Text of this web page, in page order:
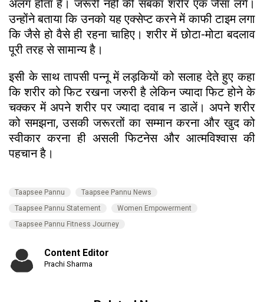
अलग होता है। जरूरी नहीं की सबका शरीर एक जैसा लगे।
उन्होंने बताया कि उनको यह एक्सेप्ट करने में काफी टाइम लगा
कि जैसे हो वैसे ही रहना चाहिए। शरीर में छोटा-मोटा बदलाव
पूरी तरह से सामान्य है।
इसी के साथ तापसी पन्नू में लड़कियों को सलाह देते हुए कहा
कि शरीर को फिट रखना जरुरी है लेकिन ज्यादा फिट होने के
चक्कर में अपने शरीर पर ज्यादा दवाब न डालें। अपने शरीर
को समझना, उसकी जरूरतों का सम्मान करना और खुद को
स्वीकार करना ही असली फिटनेस और आत्मविश्वास की
पहचान है।
Taapsee Pannu
Taapsee Pannu News
Taapsee Pannu Statement
Women Empowerment
Taapsee Pannu Fitness Journey
Content Editor
Prachi Sharma